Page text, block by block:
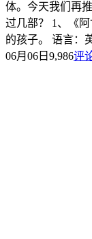
体。今天我们再
过几部？ 1、《
的孩子。 语言：
06月06日 9,986评